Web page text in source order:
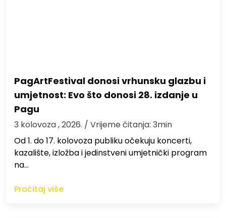
PagArtFestival donosi vrhunsku glazbu i
umjetnost: Evo što donosi 28. izdanje u
Pagu
3 kolovoza , 2026. / Vrijeme čitanja: 3min
Od 1. do 17. kolovoza publiku očekuju koncerti,
kazalište, izložba i jedinstveni umjetnički program
na…
Pročitaj više